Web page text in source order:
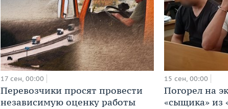
17 сен, 00:00
Перевозчики просят провести
независимую оценку работы
15 сен, 00:00
Погорел на
«сыщика» из